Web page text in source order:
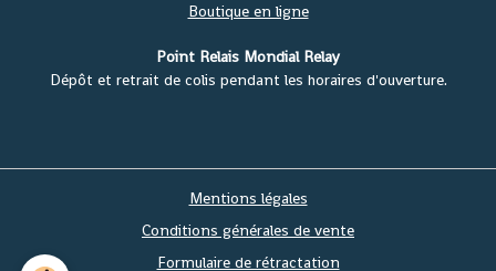
Boutique en ligne
Point Relais Mondial Relay
Dépôt et retrait de colis pendant les horaires d'ouverture.
Mentions légales
Conditions générales de vente
Formulaire de rétractation